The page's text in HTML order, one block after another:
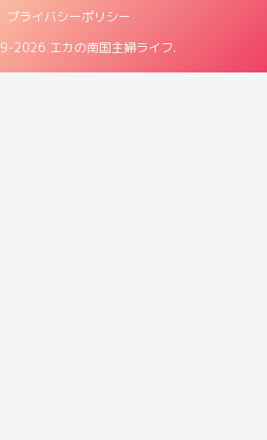
プライバシーポリシー
2026 エカの南国主婦ライフ.